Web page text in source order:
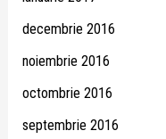
decembrie 2016
noiembrie 2016
octombrie 2016
septembrie 2016